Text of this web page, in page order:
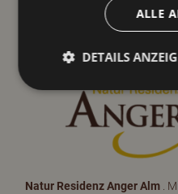
Links & Downloads
Natur Residenz Anger Alm .
ALLE
DETAILS